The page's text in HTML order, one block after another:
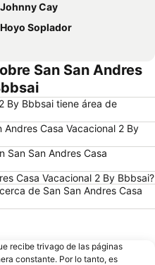
Johnny Cay
Hoyo Soplador
San San Andres
By Bbbsai tiene área de
Casa Vacacional 2 By
San San Andres Casa
Casa Vacacional 2 By Bbbsai?
de San San Andres Casa
recibe trivago de las páginas
constante. Por lo tanto, es